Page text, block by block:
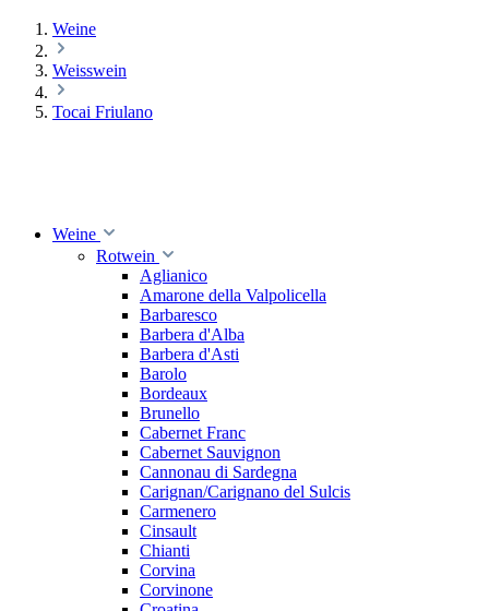
Weine
Weisswein
Tocai Friulano
Weine
Rotwein
Aglianico
Amarone della Valpolicella
Barbaresco
Barbera d'Alba
Barbera d'Asti
Barolo
Bordeaux
Brunello
Cabernet Franc
Cabernet Sauvignon
Cannonau di Sardegna
Carignan/Carignano del Sulcis
Carmenero
Cinsault
Chianti
Corvina
Corvinone